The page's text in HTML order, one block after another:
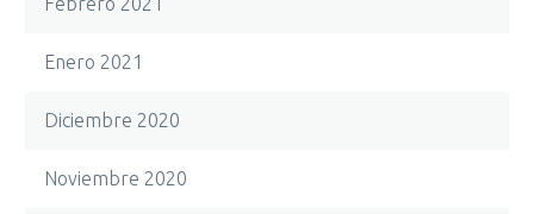
Enero 2021
Diciembre 2020
Noviembre 2020